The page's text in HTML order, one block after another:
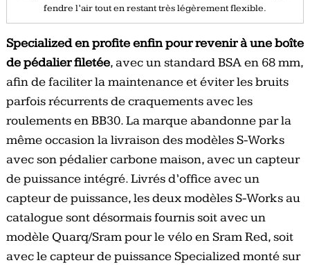
fendre l’air tout en restant très légèrement flexible.
Specialized en profite enfin pour revenir à une boîte
de pédalier filetée, avec un standard BSA en 68 mm,
afin de faciliter la maintenance et éviter les bruits
parfois récurrents de craquements avec les
roulements en BB30. La marque abandonne par la
même occasion la livraison des modèles S-Works
avec son pédalier carbone maison, avec un capteur
de puissance intégré. Livrés d’office avec un
capteur de puissance, les deux modèles S-Works au
catalogue sont désormais fournis soit avec un
modèle Quarq/Sram pour le vélo en Sram Red, soit
avec le capteur de puissance Specialized monté sur